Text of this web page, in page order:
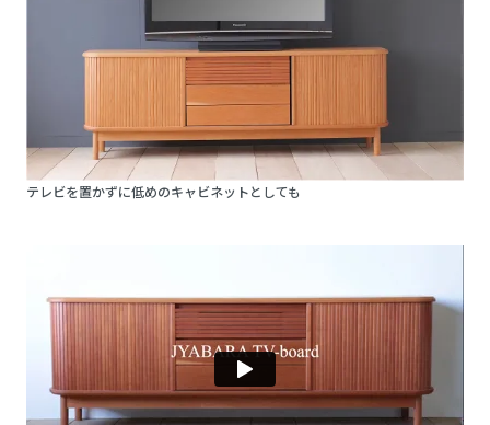
テレビを置かずに低めのキャビネットとしても